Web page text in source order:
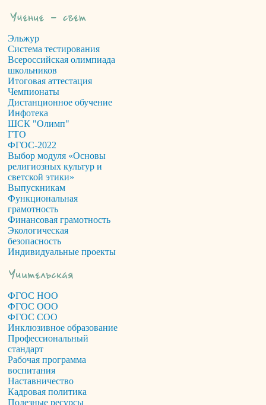
Эльжур
Система тестирования
Всероссийская олимпиада
школьников
Итоговая аттестация
Чемпионаты
Дистанционное обучение
Инфотека
ШСК "Олимп"
ГТО
ФГОС-2022
Выбор модуля «Основы
религиозных культур и
светской этики»
Выпускникам
Функциональная
грамотность
Финансовая грамотность
Экологическая
безопасность
Индивидуальные проекты
ФГОС НОО
ФГОС ООО
ФГОС СОО
Инклюзивное образование
Профессиональный
стандарт
Рабочая программа
воспитания
Наставничество
Кадровая политика
Полезные ресурсы